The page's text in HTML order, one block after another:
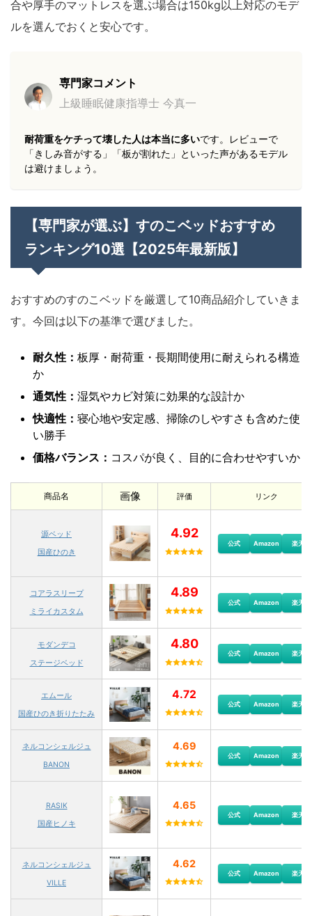
合や厚手のマットレスを選ぶ場合は150kg以上対応のモデ
ルを選んでおくと安心です。
専門家コメント
上級睡眠健康指導士 今真一
耐荷重をケチって壊した人は本当に多いです。レビューで
「きしみ音がする」「板が割れた」といった声があるモデル
は避けましょう。
【専門家が選ぶ】すのこベッドおすすめ
ランキング10選【2025年最新版】
おすすめのすのこベッドを厳選して10商品紹介していきま
す。今回は以下の基準で選びました。
耐久性： 板厚・耐荷重・長期間使用に耐えられる構造
か
通気性： 湿気やカビ対策に効果的な設計か
快適性： 寝心地や安定感、掃除のしやすさも含めた使
い勝手
価格バランス： コスパが良く、目的に合わせやすいか
商品名 画像 評価 リンク
源ベッド
国産ひのき
4.92
公式 Amazon 楽天
コアラスリープ
ミライカスタム
4.89
公式 Amazon 楽天
モダンデコ
ステージベッド
4.80
公式 Amazon 楽天
エムール
国産ひのき折りたたみ
4.72
公式 Amazon 楽天
ネルコンシェルジュ
BANON
4.69
公式 Amazon 楽天
RASIK
国産ヒノキ
4.65
公式 Amazon 楽天
ネルコンシェルジュ
VILLE
4.62
公式 Amazon 楽天